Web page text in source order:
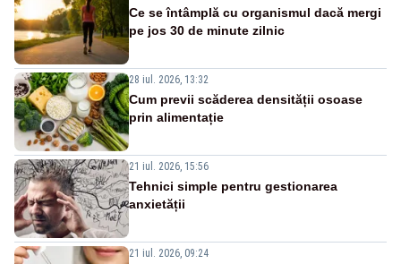
Ce se întâmplă cu organismul dacă mergi
pe jos 30 de minute zilnic
28 iul. 2026, 13:32
Cum previi scăderea densității osoase
prin alimentație
21 iul. 2026, 15:56
Tehnici simple pentru gestionarea
anxietății
21 iul. 2026, 09:24